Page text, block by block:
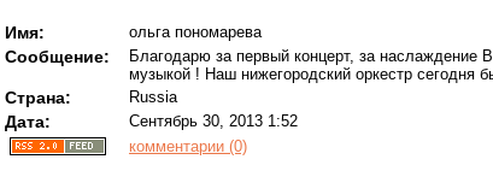
Имя: ольга пономарева
Сообщение:
Благодарю за первый концерт, за
музыкой ! Наш нижегородский оркестр сегодня
Страна: Russia
Дата:
Сентябрь 30, 2013 1:52
комментарии (0)